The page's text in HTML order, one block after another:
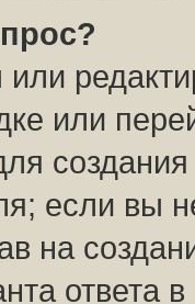
или
если вы
на
ответа